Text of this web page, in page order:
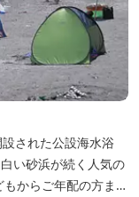
された公設海水浴
い砂浜が続く人気の
からご年配の方ま